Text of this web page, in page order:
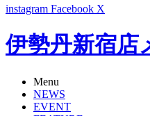
instagram Facebook X
伊勢丹新宿店
Menu
NEWS
EVENT